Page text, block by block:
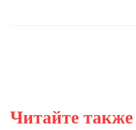
Читайте также